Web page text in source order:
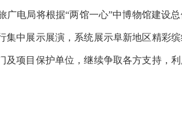
局将根据“两馆一心”中博物馆建设
中展示展演，系统展示阜新地区精彩
项目保护单位，继续争取各方支持，